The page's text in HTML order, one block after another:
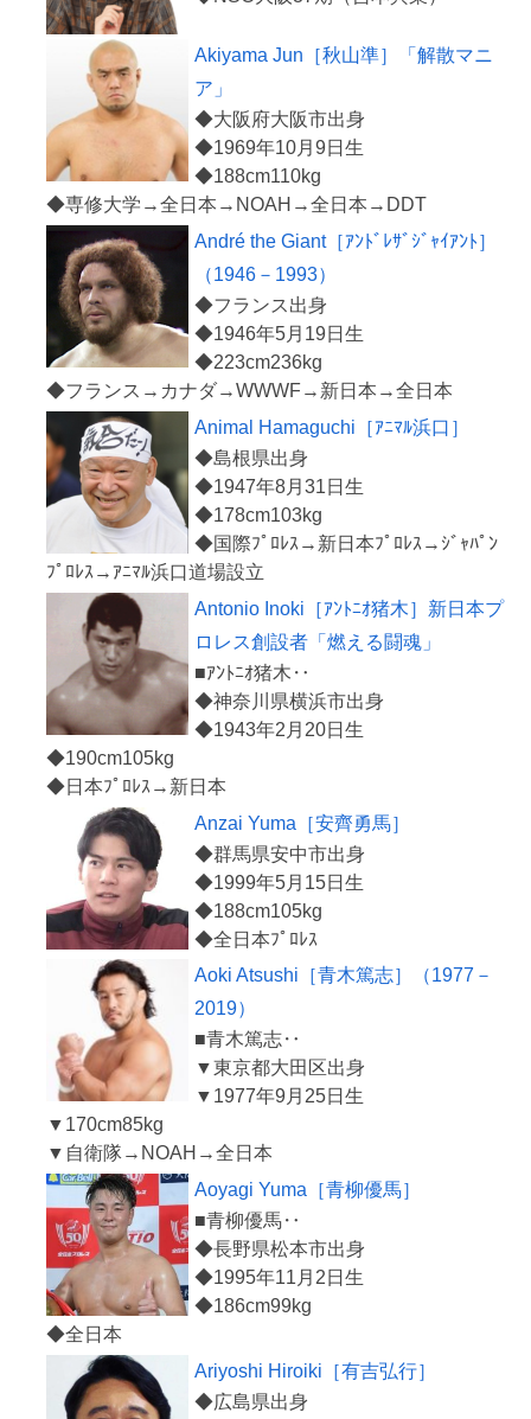
Akiyama Jun［秋山準］「解散マニ
ア」
◆大阪府大阪市出身
◆1969年10月9日生
◆188cm110kg
◆専修大学→全日本→NOAH→全日本→DDT
André the Giant［ｱﾝﾄﾞﾚｻﾞｼﾞｬｲｱﾝﾄ］
（1946－1993）
◆フランス出身
◆1946年5月19日生
◆223cm236kg
Animal Hamaguchi［ｱﾆﾏﾙ浜口］
◆島根県出身
◆1947年8月31日生
◆178cm103kg
◆国際ﾌﾟﾛﾚｽ→新日本ﾌﾟﾛﾚｽ→ｼﾞｬﾊﾟﾝ
Antonio Inoki［ｱﾝﾄﾆｵ猪木］新日本プ
ロレス創設者「燃える闘魂」
■ｱﾝﾄﾆｵ猪木‥
◆神奈川県横浜市出身
◆1943年2月20日生
◆190cm105kg
Anzai Yuma［安齊勇馬］
◆群馬県安中市出身
◆1999年5月15日生
◆188cm105kg
◆全日本ﾌﾟﾛﾚｽ
Aoki Atsushi［青木篤志］（1977－
2019）
■青木篤志‥
▼東京都大田区出身
▼1977年9月25日生
▼170cm85kg
Aoyagi Yuma［青柳優馬］
■青柳優馬‥
◆長野県松本市出身
◆1995年11月2日生
◆186cm99kg
Ariyoshi Hiroiki［有吉弘行］
◆広島県出身